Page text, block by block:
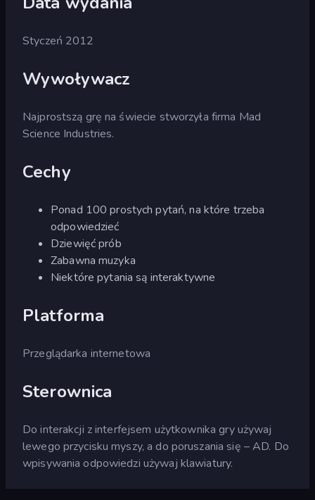
Styczeń 2012
Wywoływacz
Najprostszą grę na świecie stworzyła firma Mad
Science Industries.
Cechy
Ponad 100 prostych pytań, na które trzeba
odpowiedzieć
Dziewięć prób
Zabawna muzyka
Niektóre pytania są interaktywne
Platforma
Przeglądarka internetowa
Sterownica
Do interakcji z interfejsem użytkownika gry używaj
lewego przycisku myszy, a do poruszania się – AD. Do
wpisywania odpowiedzi używaj klawiatury.